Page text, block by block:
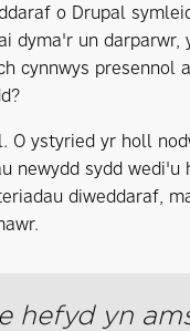
o Drupal
dyma'r un darparwr,
cynnwys presennol
O ystyried yr holl
newydd sydd wedi'u
diweddaraf,
hefyd yn